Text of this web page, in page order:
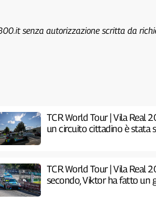
senza autorizzazione scritta da
TCR World Tour | Vila Real
un circuito cittadino è stata
TCR World Tour | Vila Real
secondo, Viktor ha fatto un